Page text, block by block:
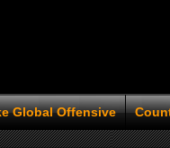
Global Offensive